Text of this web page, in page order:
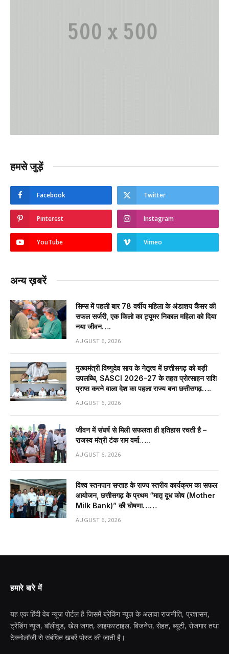
हमसे जुड़ें
Facebook Twitter
Pinterest Instagram
YouTube Vimeo
अन्य ख़बरें
सिम्स में पहली बार 78 वर्षीय महिला के अंडाशय कैंसर की
सफल सर्जरी, एक किलो का ट्यूमर निकाल महिला को दिया
नया जीवन….
AUGUST 6, 2026
मुख्यमंत्री विष्णुदेव साय के नेतृत्व में छत्तीसगढ़ को बड़ी
उपलब्धि, SASCI 2026-27 के तहत प्रोत्साहन राशि
प्राप्त करने वाला देश का पहला राज्य बना छत्तीसगढ़….
AUGUST 6, 2026
जीवन में संघर्ष से मिली सफलता ही इतिहास रचती है –
राजस्व मंत्री टंक राम वर्मा…..
AUGUST 6, 2026
विश्व स्तनपान सप्ताह के राज्य स्तरीय कार्यक्रम का सफल
आयोजन, छत्तीसगढ़ के प्रथम “मातृ दूध कोष (Mother
Milk Bank)” की घोषणा……
AUGUST 6, 2026
हमारे बारे में
यह एक हिंदी वेब न्यूज़ पोर्टल है जिसमें ब्रेकिंग न्यूज़ के अलावा राजनीति, प्रशासन,
ट्रेंडिंग न्यूज, बॉलीवुड, खेल जगत, लाइफस्टाइल, बिजनेस, सेहत, ब्यूटी, रोजगार तथा
टेक्नोलॉजी से संबंधित खबरें पोस्ट की जाती है।